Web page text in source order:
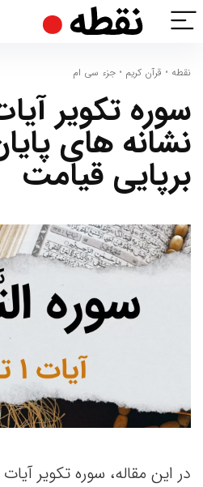
نقطه • قرآن کریم • جزء سی ام
نشانه های
برپایی قیامت